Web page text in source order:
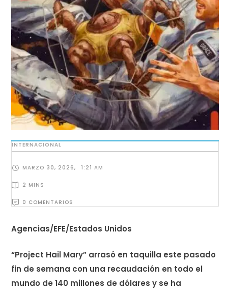
INTERNACIONAL
MARZO 30, 2026, 1:21 AM
2 MINS
0 COMENTARIOS
Agencias/EFE/Estados Unidos
“Project Hail Mary” arrasó en taquilla este pasado
fin de semana con una recaudación en todo el
mundo de 140 millones de dólares y se ha